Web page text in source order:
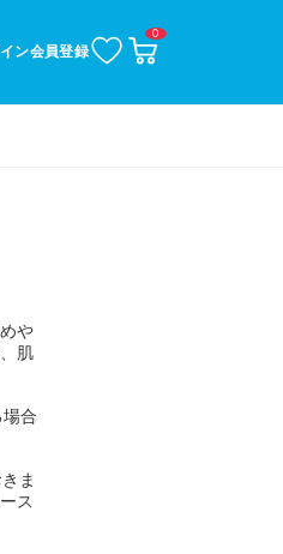
ン会員登録
お
気
り
カ
ー
0
や
肌
合
ま
ス